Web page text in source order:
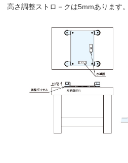
高さ調整ストロ－クは5mmあります。